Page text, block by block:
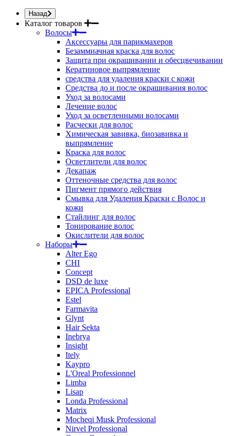
Назад
Каталог товаров
Волосы
Аксессуары для парикмахеров
Безаммиачная краска для волос
Защита при окрашивании и обесцвечивании
Кератиновое выпрямление
средства для удаления краски с кожи
Средства до и после окрашивания волос
Уход за волосами
Лечение волос
Уход за осветленными волосами
Расчески для волос
Химическая завивка, биозавивка и
выпрямление
Краска для волос
Осветлители для волос
Декапаж
Оттеночные средства для волос
Пигмент прямого действия
Смывка для Удаления Краски с Волос и
кожи
Стайлинг для волос
Тонирование волос
Окислители для волос
Наборы
Alter Ego
CHI
Concept
DSD de luxe
EPICA Professional
Estel
Farmavita
Glynt
Hair Sekta
Inebrya
Insight
Itely
Kaypro
L'Oreal Professionnel
Limba
Lisap
Londa Professional
Matrix
Mocheqi Musk Professional
Nirvel Professional